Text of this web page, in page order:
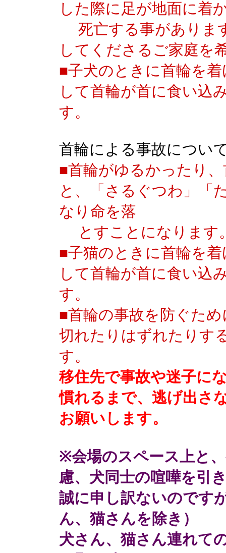
した際に足が地面に着
死亡する事がありま
してくださるご家庭を
■子犬のときに首輪を
して首輪が首に食い込
す。
首輪による事故につい
■首輪がゆるかったり
と、「さるぐつわ」「
なり命を落
とすことになります
■子猫のときに首輪を
して首輪が首に食い込
す。
■首輪の事故を防ぐた
切れたりはずれたりす
す。
移住先で事故や迷子に
慣れるまで、逃げ出さ
お願いします。
※会場のスペース上と
慮、犬同士の喧嘩を引
誠に申し訳ないのです
ん、猫さんを除き）
犬さん、猫さん連れて